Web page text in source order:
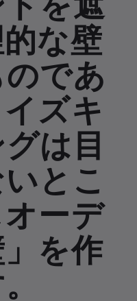
な壁
であ
ズキ
は目
とこ
ーデ
を作